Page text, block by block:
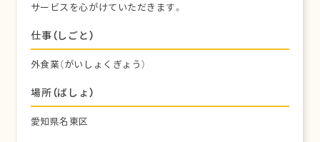
サービスを心がけていただきます。
仕事（しごと）
外食業（がいしょくぎょう）
場所（ばしょ）
愛知県名東区